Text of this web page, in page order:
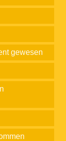
gewesen